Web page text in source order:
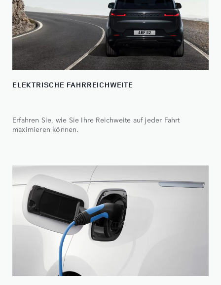
ELEKTRISCHE FAHRREICHWEITE
Erfahren Sie, wie Sie Ihre Reichweite auf jeder Fahrt
maximieren können.